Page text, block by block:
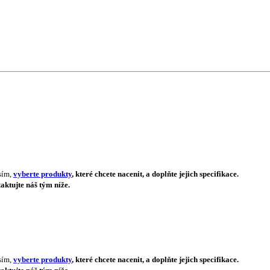
vyberte produkty, které chcete nacenit, a doplňte jejich specifikace.
náš tým níže.
vyberte produkty, které chcete nacenit, a doplňte jejich specifikace.